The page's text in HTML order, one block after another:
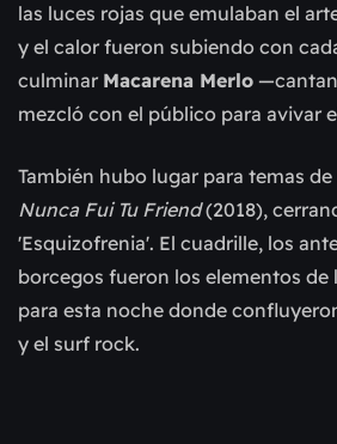
las luces rojas que emulaban el
y el calor fueron subiendo con
culminar Macarena Merlo
mezcló con el público para avivar
También hubo lugar para temas
Nunca Fui Tu Friend(2018),
'Esquizofrenia'. El cuadrille, los
borcegos fueron los elementos
para esta noche donde
y el surf rock.